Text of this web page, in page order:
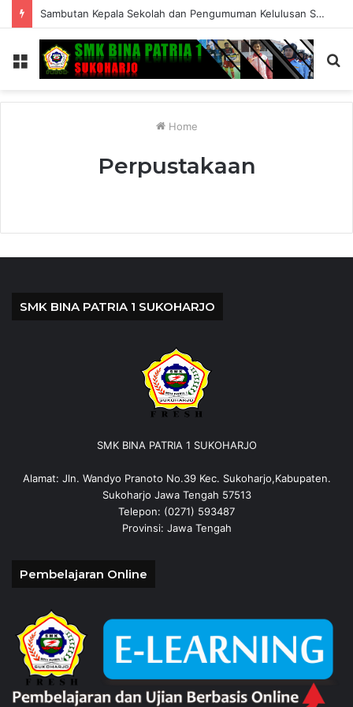
Sambutan Kepala Sekolah dan Pengumuman Kelulusan SMK Bina Patria 1 Sukoharjo Tahun Ajaran 2025/2026
Menu
Home
Perpustakaan
SMK BINA PATRIA 1 SUKOHARJO
SMK BINA PATRIA 1 SUKOHARJO
Alamat: Jln. Wandyo Pranoto No.39 Kec. Sukoharjo,Kabupaten.
Sukoharjo Jawa Tengah 57513
Telepon: (0271) 593487
Provinsi: Jawa Tengah
Pembelajaran Online